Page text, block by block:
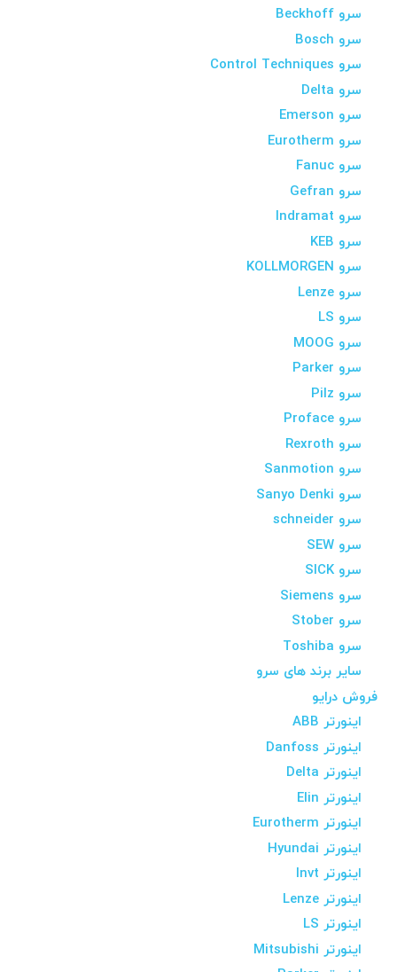
سرو Beckhoff
سرو Bosch
سرو Control Techniques
سرو Delta
سرو Emerson
سرو Eurotherm
سرو Fanuc
سرو Gefran
سرو Indramat
سرو KEB
سرو KOLLMORGEN
سرو Lenze
سرو LS
سرو MOOG
سرو Parker
سرو Pilz
سرو Proface
سرو Rexroth
سرو Sanmotion
سرو Sanyo Denki
سرو schneider
سرو SEW
سرو SICK
سرو Siemens
سرو Stober
سرو Toshiba
سایر برند های سرو
فروش درایو
اینورتر ABB
اینورتر Danfoss
اینورتر Delta
اینورتر Elin
اینورتر Eurotherm
اینورتر Hyundai
اینورتر Invt
اینورتر Lenze
اینورتر LS
اینورتر Mitsubishi